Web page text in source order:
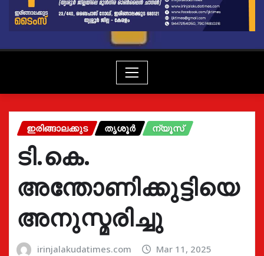
ഇരിങ്ങാലക്കുട തൃശൂർ ന്യൂസ്
ടി.കെ.
അന്തോണിക്കുട്ടിയെ
അനുസ്മരിച്ചു
irinjalakudatimes.com
Mar 11, 2025